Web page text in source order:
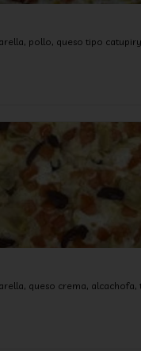
pollo, queso tipo
queso crema,